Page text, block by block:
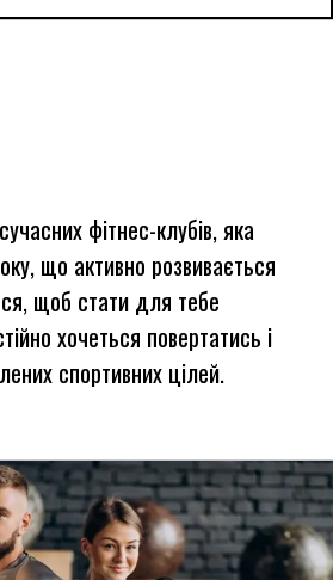
фітнес-клубів, яка
що активно розвивається
щоб стати для тебе
хочеться повертатись і
спортивних цілей.